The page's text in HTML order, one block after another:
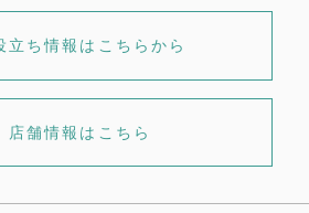
立ち情報はこちらから
店舗情報はこちら